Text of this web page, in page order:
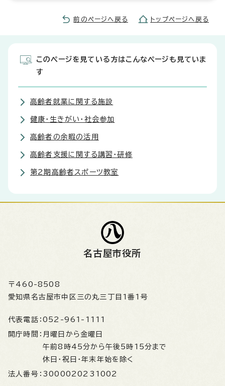
前のページへ戻る トップページへ戻る
このページを見ている方はこんなページも見ていま
す
高齢者就業に関する施設
健康・生きがい・社会参加
高齢者の余暇の活用
高齢者支援に関する講習・研修
第2期高齢者スポーツ教室
名古屋市役所
〒460-8508
愛知県名古屋市中区三の丸三丁目1番1号
代表電話： 052-961-1111
開庁時間： 月曜日から金曜日
午前8時45分から午後5時15分まで
休日・祝日・年末年始を除く
法人番号： 3000020231002